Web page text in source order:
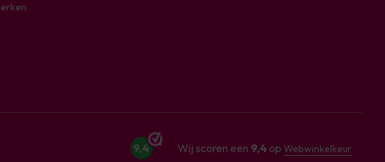
9,4 Wij scoren een 9,4op Webwinkelkeur